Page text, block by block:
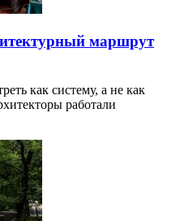
маршрут
как систему, а не как
работали